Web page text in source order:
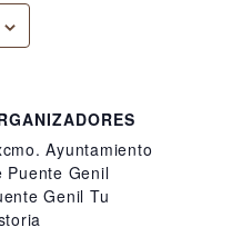
Ayuntamiento
Puente Genil
Genil Tu